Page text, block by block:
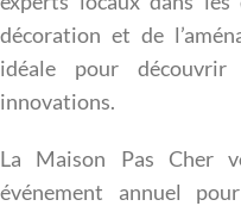
décoration et de
idéale pour
innovations.
La Maison Pas Cher
événement annuel